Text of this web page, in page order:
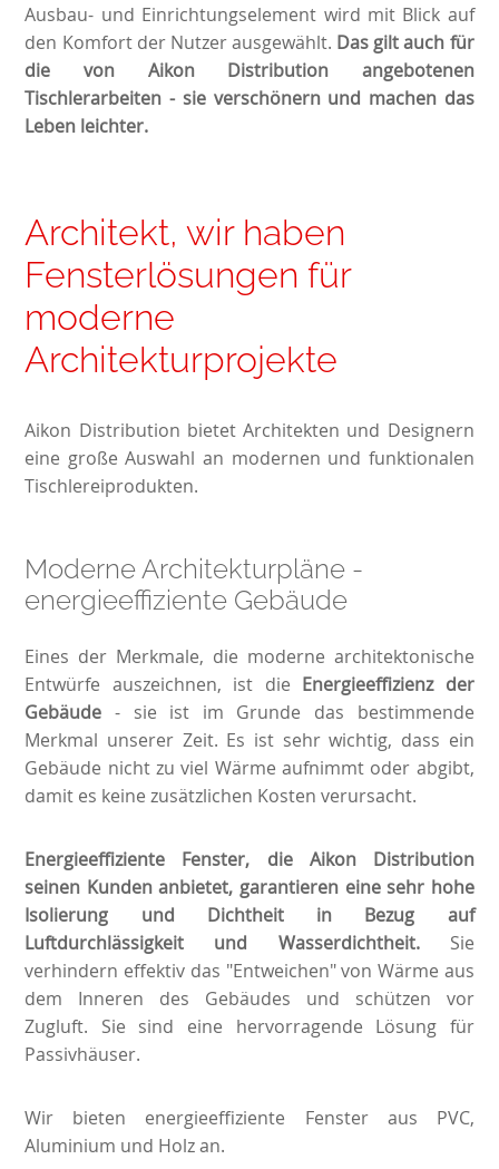
Ausbau- und Einrichtungselement wird mit Blick auf
den Komfort der Nutzer ausgewählt. Das gilt auch für
die von Aikon Distribution angebotenen
Tischlerarbeiten - sie verschönern und machen das
Leben leichter.
Architekt, wir haben
Fensterlösungen für
moderne
Architekturprojekte
Aikon Distribution bietet Architekten und Designern
eine große Auswahl an modernen und funktionalen
Tischlereiprodukten.
Moderne Architekturpläne -
energieeffiziente Gebäude
Eines der Merkmale, die moderne architektonische
Entwürfe auszeichnen, ist die Energieeffizienz der
Gebäude - sie ist im Grunde das bestimmende
Merkmal unserer Zeit. Es ist sehr wichtig, dass ein
Gebäude nicht zu viel Wärme aufnimmt oder abgibt,
damit es keine zusätzlichen Kosten verursacht.
Energieeffiziente Fenster, die Aikon Distribution
seinen Kunden anbietet, garantieren eine sehr hohe
Isolierung und Dichtheit in Bezug auf
Luftdurchlässigkeit und Wasserdichtheit. Sie
verhindern effektiv das "Entweichen" von Wärme aus
dem Inneren des Gebäudes und schützen vor
Zugluft. Sie sind eine hervorragende Lösung für
Passivhäuser.
Wir bieten energieeffiziente Fenster aus PVC,
Aluminium und Holz an.